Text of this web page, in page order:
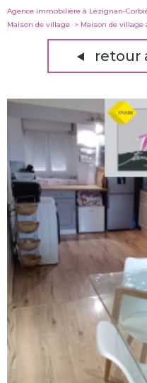
Agence immobilière à Lézignan-
Maison de village
Maison de village
retour